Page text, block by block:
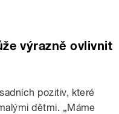
výrazně ovlivnit
pozitiv, které
dětmi. „Máme